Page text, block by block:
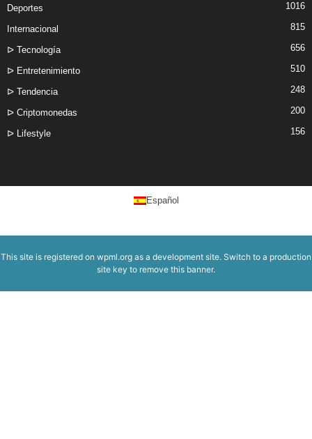
Deportes 1016
Internacional 815
ᐅ Tecnología 656
ᐅ Entretenimiento 510
ᐅ Tendencia 248
ᐅ Criptomonedas 200
ᐅ Lifestyle 156
Español
This site is registered on wpml.org as a development site. Switch to a production
site key to remove this banner.